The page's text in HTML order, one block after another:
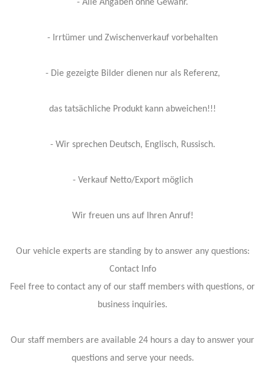
- Alle Angaben ohne Gewähr.
- Irrtümer und Zwischenverkauf vorbehalten
- Die gezeigte Bilder dienen nur als Referenz,
das tatsächliche Produkt kann abweichen!!!
- Wir sprechen Deutsch, Englisch, Russisch.
- Verkauf Netto/Export möglich
Wir freuen uns auf Ihren Anruf!
Our vehicle experts are standing by to answer any questions:
Contact Info
Feel free to contact any of our staff members with questions, or
business inquiries.
Our staff members are available 24 hours a day to answer your
questions and serve your needs.